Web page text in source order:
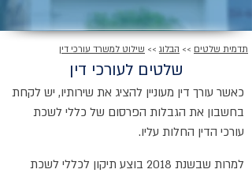
תדמית שלטים >> הבלוג>> שילוט למשרד עורכי דין
שלטים לעורכי דין
כאשר עורך דין מעוניין להציג את שירותיו, יש לקחת
בחשבון את הגבלות הפרסום של כללי לשכת
עורכי הדין החלות עליו.
למרות שבשנת 2018 בוצע תיקון לכללי לשכת